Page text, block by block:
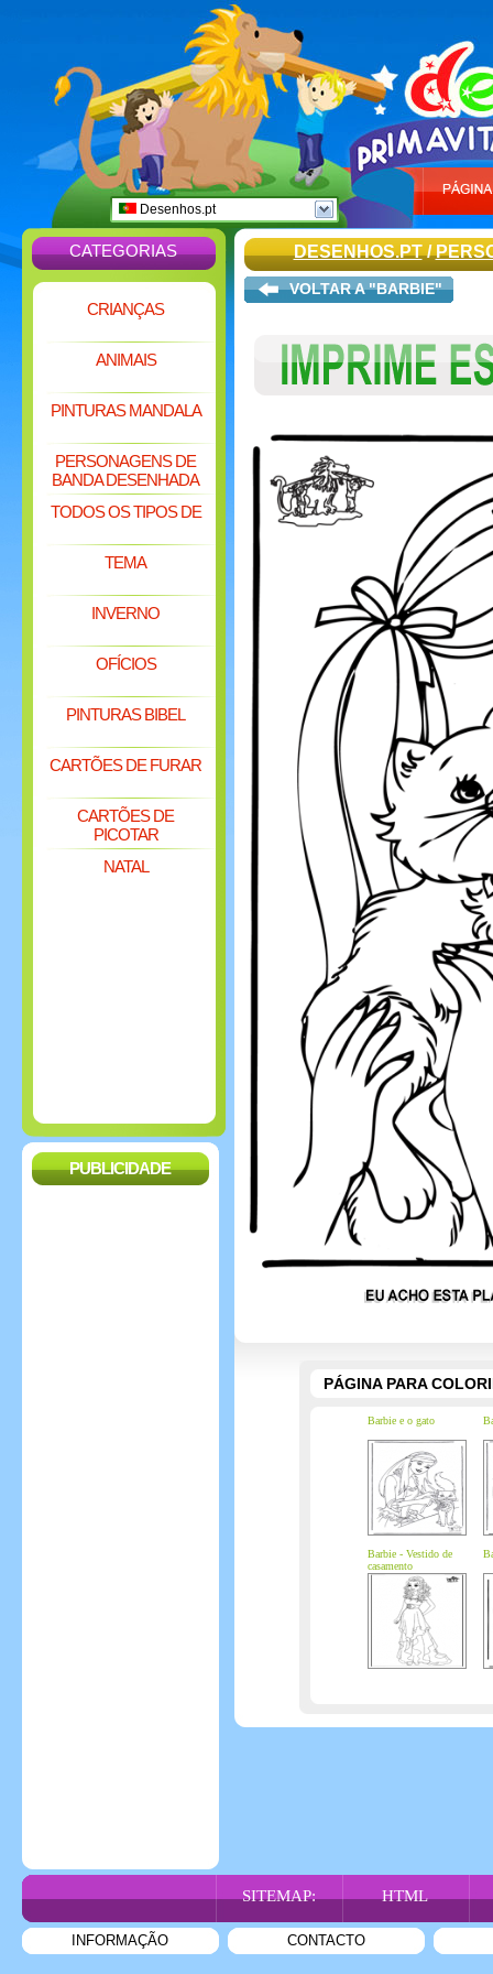
Desenhos.pt
CATEGORIAS
CRIANÇAS
ANIMAIS
PINTURAS MANDALA
PERSONAGENS DE
BANDA DESENHADA
TODOS OS TIPOS DE
TEMA
INVERNO
OFÍCIOS
PINTURAS BIBEL
CARTÕES DE FURAR
CARTÕES DE
PICOTAR
NATAL
PUBLICIDADE
DESENHOS.PT/
VOLTAR A "BARBIE"
PÁGINA PARA
Barbie e o gato
Barbie - Vestido de
casamento
SITEMAP: HTML
INFORMAÇÃO CONTACTO